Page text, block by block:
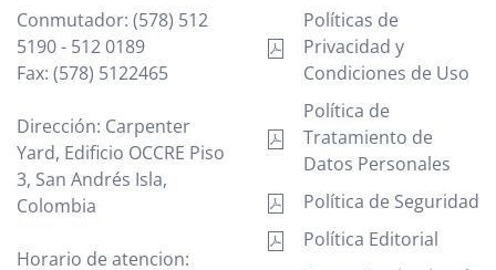
Conmutador: (578) 512
5190 - 512 0189
Fax: (578) 5122465
Dirección: Carpenter
Yard, Edificio OCCRE Piso
3, San Andrés Isla,
Colombia
Horario de atencion:
Políticas de
Privacidad y
Condiciones de Uso
Política de
Tratamiento de
Datos Personales
Política de Seguridad
Política Editorial